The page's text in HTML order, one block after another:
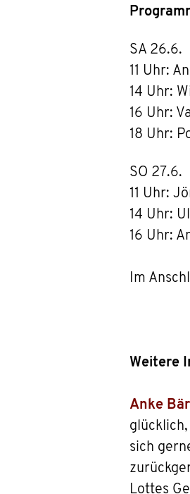
SA 26.6.
11 Uhr:
14 Uhr:
16 Uhr:
18 Uhr:
SO 27.6.
11 Uhr:
14 Uhr:
16 Uhr:
Im
Weitere
Anke Bär
sich
Lottes